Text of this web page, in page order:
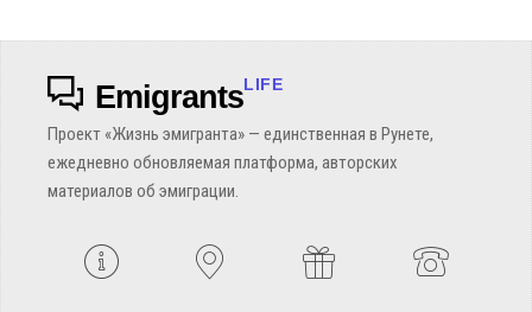
EmigrantsLIFE
Проект «Жизнь эмигранта» — единственная в Рунете,
ежедневно обновляемая платформа, авторских
материалов об эмиграции.